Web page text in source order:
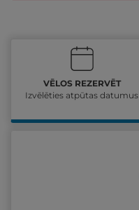
VĒLOS REZERVĒT
Izvēlēties atpūtas datumus